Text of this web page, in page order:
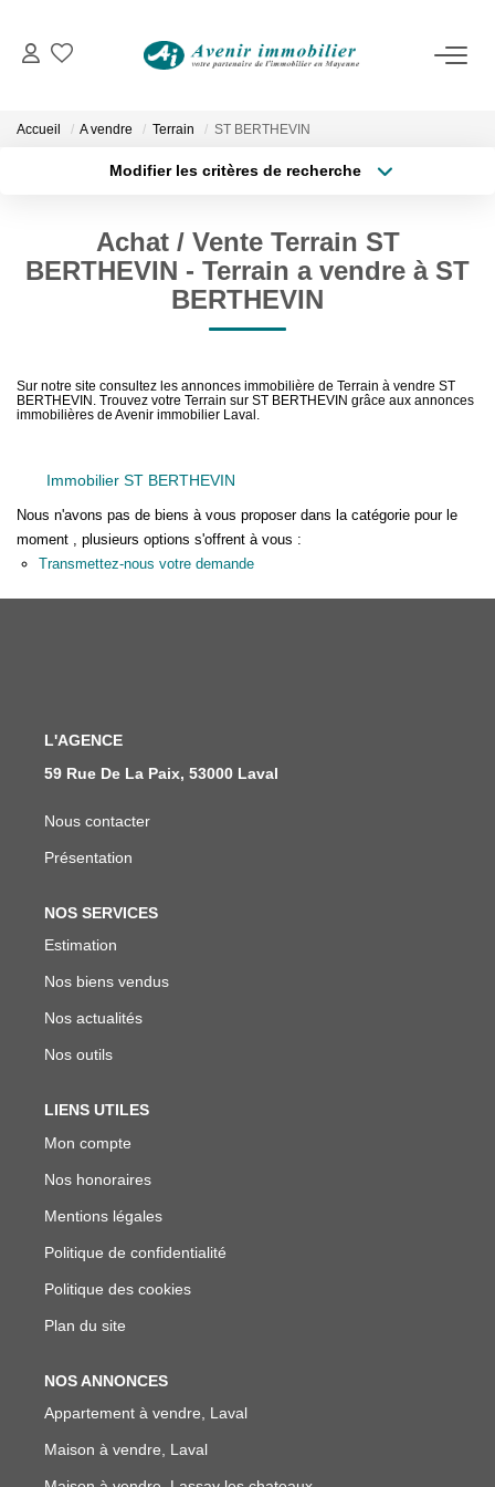
VENTES
Immobilier D'habitation
Immobilier D'entreprise
ESTIMATION
Notre Équipe
Nous Rejoindre
Accueil A vendre Terrain ST BERTHEVIN
Modifier les critères de recherche
Sélectionnez...
Type de bien
Surface min
Achat / Vente Terrain ST
BERTHEVIN - Terrain a vendre à ST
BERTHEVIN
Sur notre site consultez les annonces immobilière de Terrain à vendre ST
BERTHEVIN. Trouvez votre Terrain sur ST BERTHEVIN grâce aux annonces
immobilières de Avenir immobilier Laval.
Immobilier ST BERTHEVIN
Nous n'avons pas de biens à vous proposer dans la catégorie pour le
moment , plusieurs options s'offrent à vous :
Transmettez-nous votre demande
L'AGENCE
59 Rue De La Paix, 53000 Laval
Nous contacter
Présentation
NOS SERVICES
Estimation
Nos biens vendus
Nos actualités
Nos outils
LIENS UTILES
Mon compte
Nos honoraires
Mentions légales
Politique de confidentialité
Politique des cookies
Plan du site
NOS ANNONCES
Appartement à vendre, Laval
Maison à vendre, Laval